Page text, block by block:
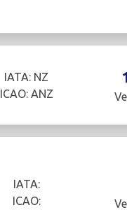
IATA: NZ
ICAO: ANZ
IATA:
ICAO: